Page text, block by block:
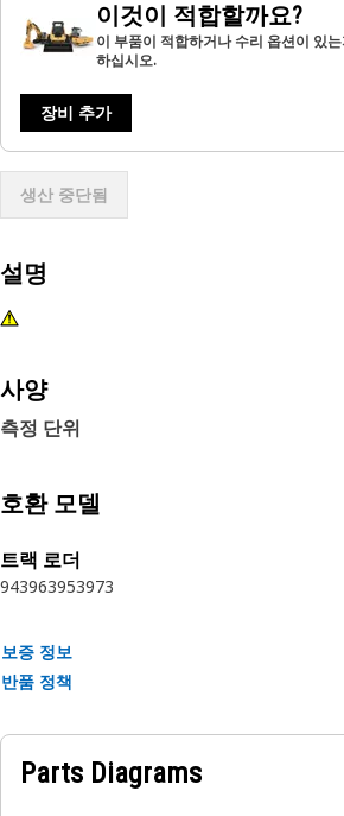
이것이 적합할까요?
이 부품이 적합하거나 수리 옵션이 있
하십시오.
장비 추가
생산 중단됨
설명
사양
측정 단위
호환 모델
트랙 로더
943963953973
보증 정보
반품 정책
Parts Diagrams